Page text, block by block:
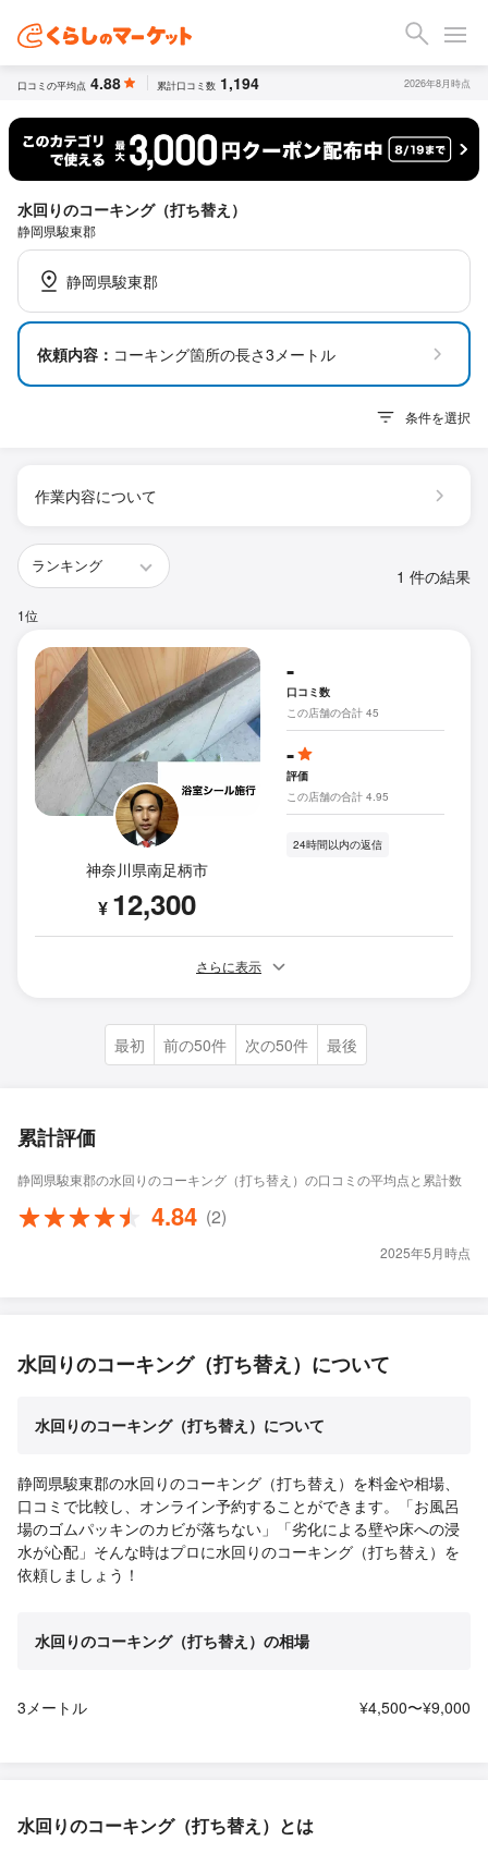
口コミの平均点 4.88 累計口コミ数 1,194 2026年8月時点
水回りのコーキング（打ち替え）
静岡県駿東郡
静岡県駿東郡
依頼内容： コーキング箇所の長さ3メートル
条件を選択
作業内容について
1 件の結果
1位
神奈川県南足柄市
¥ 12,300
-
口コミ数
この店舗の合計 45
-
評価
この店舗の合計 4.95
24時間以内の返信
さらに表示
最初 前の50件 次の50件 最後
累計評価
静岡県駿東郡の水回りのコーキング（打ち替え）の口コミの平均点と累計数
4.84 (2)
2025年5月時点
水回りのコーキング（打ち替え）について
水回りのコーキング（打ち替え）について
静岡県駿東郡の水回りのコーキング（打ち替え）を料金や相場、
口コミで比較し、オンライン予約することができます。「お風呂
場のゴムパッキンのカビが落ちない」「劣化による壁や床への浸
水が心配」そんな時はプロに水回りのコーキング（打ち替え）を
依頼しましょう！
水回りのコーキング（打ち替え）の相場
3メートル ¥4,500〜¥9,000
水回りのコーキング（打ち替え）とは